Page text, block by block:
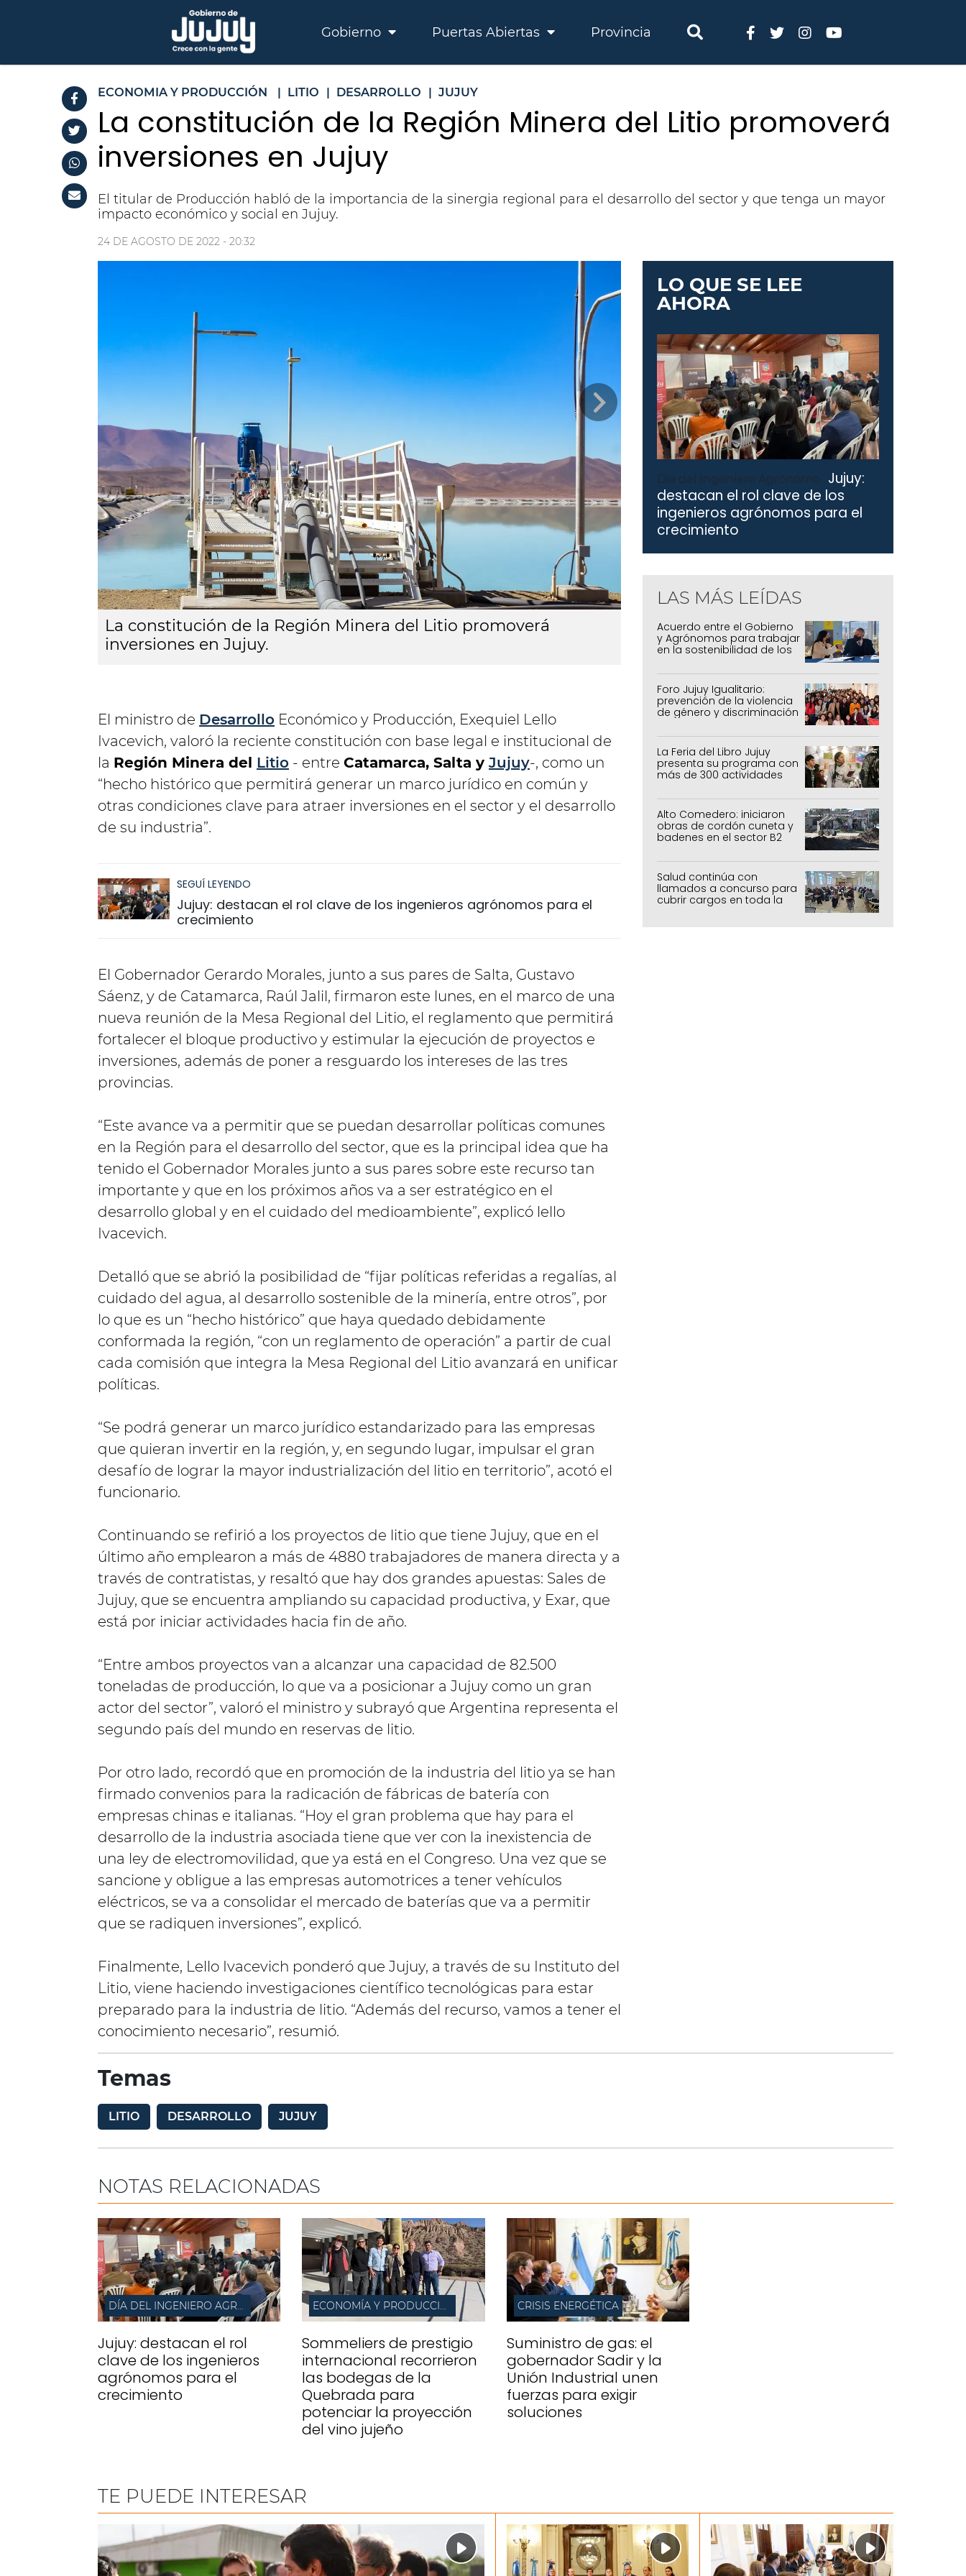
Gobierno Puertas Abiertas Provincia
ECONOMIA Y PRODUCCIÓN | LITIO | DESARROLLO | JUJUY
La constitución de la Región Minera del Litio promoverá
inversiones en Jujuy
El titular de Producción habló de la importancia de la sinergia regional para el desarrollo del sector y que tenga un mayor
impacto económico y social en Jujuy.
24 DE AGOSTO DE 2022 - 20:32
La constitución de la Región Minera del Litio promoverá
inversiones en Jujuy.
La constitución de la Región Minera del
inversiones en Jujuy.
El ministro de Desarrollo Económico y Producción, Exequiel Lello
Ivacevich, valoró la reciente constitución con base legal e institucional de
la Región Minera del Litio - entre Catamarca, Salta y Jujuy-, como un
“hecho histórico que permitirá generar un marco jurídico en común y
otras condiciones clave para atraer inversiones en el sector y el desarrollo
de su industria”.
SEGUÍ LEYENDO
Jujuy: destacan el rol clave de los ingenieros agrónomos para el
crecimiento
El Gobernador Gerardo Morales, junto a sus pares de Salta, Gustavo
Sáenz, y de Catamarca, Raúl Jalil, firmaron este lunes, en el marco de una
nueva reunión de la Mesa Regional del Litio, el reglamento que permitirá
fortalecer el bloque productivo y estimular la ejecución de proyectos e
inversiones, además de poner a resguardo los intereses de las tres
provincias.
“Este avance va a permitir que se puedan desarrollar políticas comunes
en la Región para el desarrollo del sector, que es la principal idea que ha
tenido el Gobernador Morales junto a sus pares sobre este recurso tan
importante y que en los próximos años va a ser estratégico en el
desarrollo global y en el cuidado del medioambiente”, explicó lello
Ivacevich.
Detalló que se abrió la posibilidad de “fijar políticas referidas a regalías, al
cuidado del agua, al desarrollo sostenible de la minería, entre otros”, por
lo que es un “hecho histórico” que haya quedado debidamente
conformada la región, “con un reglamento de operación” a partir de cual
cada comisión que integra la Mesa Regional del Litio avanzará en unificar
políticas.
“Se podrá generar un marco jurídico estandarizado para las empresas
que quieran invertir en la región, y, en segundo lugar, impulsar el gran
desafío de lograr la mayor industrialización del litio en territorio”, acotó el
funcionario.
Continuando se refirió a los proyectos de litio que tiene Jujuy, que en el
último año emplearon a más de 4880 trabajadores de manera directa y a
través de contratistas, y resaltó que hay dos grandes apuestas: Sales de
Jujuy, que se encuentra ampliando su capacidad productiva, y Exar, que
está por iniciar actividades hacia fin de año.
“Entre ambos proyectos van a alcanzar una capacidad de 82.500
toneladas de producción, lo que va a posicionar a Jujuy como un gran
actor del sector”, valoró el ministro y subrayó que Argentina representa el
segundo país del mundo en reservas de litio.
Por otro lado, recordó que en promoción de la industria del litio ya se han
firmado convenios para la radicación de fábricas de batería con
empresas chinas e italianas. “Hoy el gran problema que hay para el
desarrollo de la industria asociada tiene que ver con la inexistencia de
una ley de electromovilidad, que ya está en el Congreso. Una vez que se
sancione y obligue a las empresas automotrices a tener vehículos
eléctricos, se va a consolidar el mercado de baterías que va a permitir
que se radiquen inversiones”, explicó.
Finalmente, Lello Ivacevich ponderó que Jujuy, a través de su Instituto del
Litio, viene haciendo investigaciones científico tecnológicas para estar
preparado para la industria de litio. “Además del recurso, vamos a tener el
conocimiento necesario”, resumió.
LO QUE SE LEE
AHORA
Día del Ingeniero Agrónomo . Jujuy:
destacan el rol clave de los
ingenieros agrónomos para el
crecimiento
LAS MÁS LEÍDAS
Acuerdo entre el Gobierno
y Agrónomos para trabajar
en la sostenibilidad de los
agrícolas, pecuarios y
forestal
Foro Jujuy Igualitario:
prevención de la violencia
de género y discriminación
La Feria del Libro Jujuy
presenta su programa con
más de 300 actividades
Alto Comedero: iniciaron
obras de cordón cuneta y
badenes en el sector B2
Salud continúa con
llamados a concurso para
cubrir cargos en toda la
Temas
LITIO DESARROLLO JUJUY
NOTAS RELACIONADAS
DÍA DEL INGENIERO AGRÓNOMO
Jujuy: destacan el rol
clave de los ingenieros
agrónomos para el
crecimiento
ECONOMÍA Y PRODUCCIÓN
Sommeliers de prestigio
internacional recorrieron
las bodegas de la
Quebrada para
potenciar la proyección
del vino jujeño
CRISIS ENERGÉTICA
Suministro de gas: el
gobernador Sadir y la
Unión Industrial unen
fuerzas para exigir
soluciones
TE PUEDE INTERESAR